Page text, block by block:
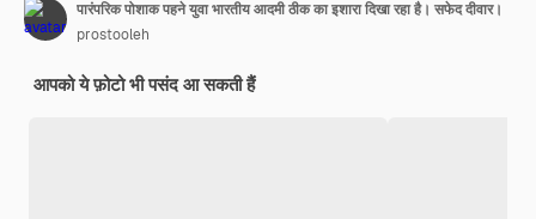
पारंपरिक पोशाक पहने युवा भारतीय आदमी ठीक का इशारा दिखा रहा है। सफेद दीवार।
prostooleh
आपको ये फ़ोटो भी पसंद आ सकती हैं